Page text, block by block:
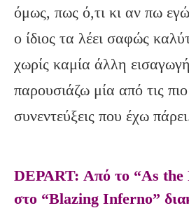
όμως, πως ό,τι κι αν πω εγώ
ο ίδιος τα λέει σαφώς
χωρίς καμία άλλη
παρουσιάζω μία από τις
συνεντεύξεις που έχω
DEPART: Από το “As
στο “Blazing Inferno”